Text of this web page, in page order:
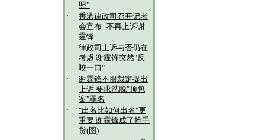
照”
·
香港律政司召开记者
会宣布--不再上诉谢
霆锋
·
律政司上诉与否仍在
考虑 谢霆锋突然"反
咬一口"
·
谢霆锋不服裁定提出
上诉 要求洗脱"顶包
案"罪名
·
"出名比如何出名"更
重要 谢霆锋成了抢手
货(图)